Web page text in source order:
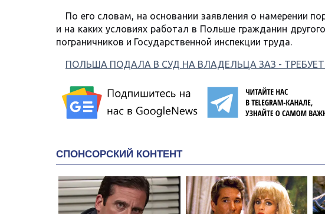
По его словам, на основании заявления о намерении
и на каких условиях работал в Польше гражданин
пограничников и Государственной инспекции труда.
ПОЛЬША ПОДАЛА В СУД НА ВЛАДЕЛЬЦА ЗАЗ -